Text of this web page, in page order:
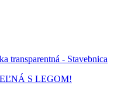
transparentná - Stavebnica
S LEGOM!